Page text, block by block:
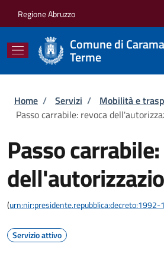
Regione Abruzzo
Comune di
Terme
Briciole di pane
Home / Servizi / Mobilità e
Passo carrabile: revoca
Passo
(
Servizio attivo